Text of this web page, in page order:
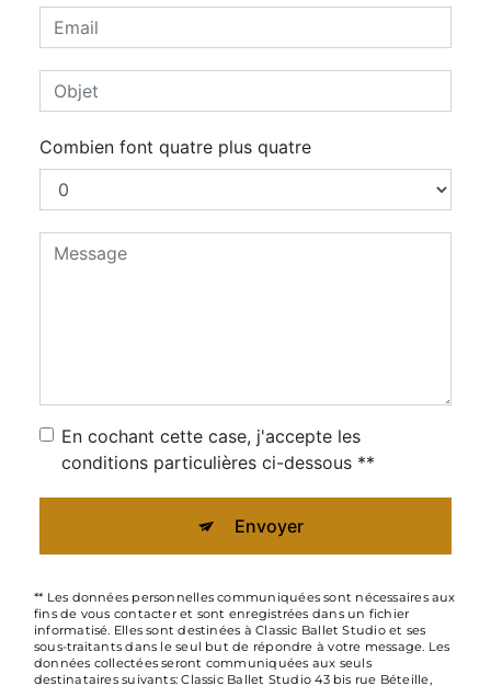
Combien font quatre plus quatre
En cochant cette case, j'accepte les
conditions particulières ci-dessous **
Envoyer
** Les données personnelles communiquées sont nécessaires aux
fins de vous contacter et sont enregistrées dans un fichier
informatisé. Elles sont destinées à Classic Ballet Studio et ses
sous-traitants dans le seul but de répondre à votre message. Les
données collectées seront communiquées aux seuls
destinataires suivants: Classic Ballet Studio 43 bis rue Béteille,